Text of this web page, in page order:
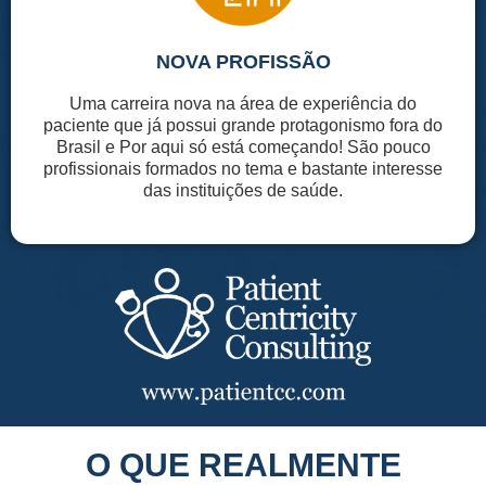
NOVA PROFISSÃO
Uma carreira nova na área de experiência do
paciente que já possui grande protagonismo fora do
Brasil e Por aqui só está começando! São pouco
profissionais formados no tema e bastante interesse
das instituições de saúde.
O QUE REALMENTE